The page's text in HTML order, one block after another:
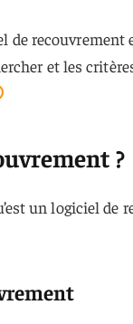
de recouvrement
et les
?
un logiciel de